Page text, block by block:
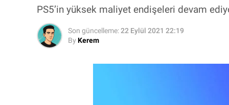
PS5’in yüksek maliyet endişeleri devam
Son güncelleme:22 Eylül 2021 22:19
By Kerem